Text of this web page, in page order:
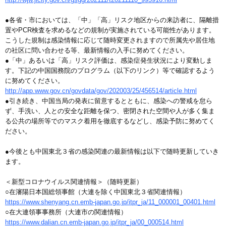
●各省・市においては、「中」「高」リスク地区からの来訪者に、隔離措
置やPCR検査を求めるなどの規制が実施されている可能性があります。
こうした規制は感染情報に応じて随時変更されますので所属先や居住地
の社区に問い合わせる等、最新情報の入手に努めてください。
●「中」あるいは「高」リスク評価は、感染症発生状況により変動しま
す。下記の中国国務院のプログラム（以下のリンク）等で確認するよう
に努めてください。
http://app.www.gov.cn/govdata/gov/202003/25/456514/article.html
●引き続き、中国当局の発表に留意するとともに、感染への警戒を怠ら
ず、手洗い、人との安全な距離を保つ、密閉された空間や人が多く集ま
る公共の場所等でのマスク着用を徹底するなどし、感染予防に努めてく
ださい。
●今後とも中国東北３省の感染関連の最新情報は以下で随時更新していき
ます。
＜新型コロナウイルス関連情報＞（随時更新）
○在瀋陽日本国総領事館（大連を除く中国東北３省関連情報）
https://www.shenyang.cn.emb-japan.go.jp/itpr_ja/11_000001_00401.html
○在大連領事事務所（大連市の関連情報）
https://www.dalian.cn.emb-japan.go.jp/itpr_ja/00_000514.html